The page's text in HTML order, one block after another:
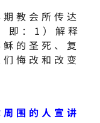
教会所传达
：1）解释
的圣死、复
悔改和改变
围的人宣讲